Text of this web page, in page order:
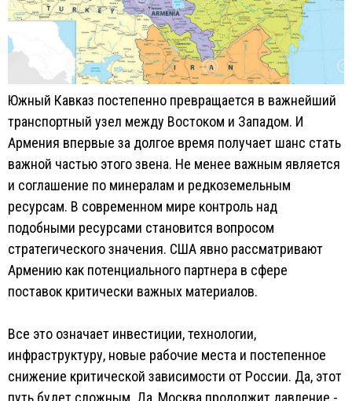
Южный Кавказ постепенно превращается в важнейший
транспортный узел между Востоком и Западом. И
Армения впервые за долгое время получает шанс стать
важной частью этого звена. Не менее важным является
и соглашение по минералам и редкоземельным
ресурсам. В современном мире контроль над
подобными ресурсами становится вопросом
стратегического значения. США явно рассматривают
Армению как потенциального партнера в сфере
поставок критически важных материалов.
Все это означает инвестиции, технологии,
инфраструктуру, новые рабочие места и постепенное
снижение критической зависимости от России. Да, этот
путь будет сложным. Да, Москва продолжит давление -